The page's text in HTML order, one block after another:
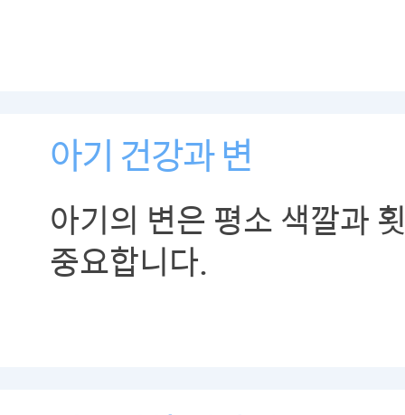
아기 건강과 변
아기의 변은 평소 색깔과
중요합니다.